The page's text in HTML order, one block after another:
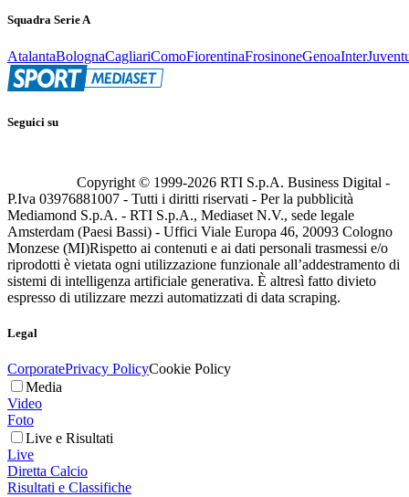
Squadra Serie A
AtalantaBolognaCagliariComoFiorentinaFrosinoneGenoaInter
Seguici su
Copyright © 1999-2026 RTI S.p.A. Business Digital -
P.Iva 03976881007 - Tutti i diritti riservati - Per la pubblicità
Mediamond S.p.A. - RTI S.p.A., Mediaset N.V., sede legale
Amsterdam (Paesi Bassi) - Uffici Viale Europa 46, 20093 Cologno
Monzese (MI)Rispetto ai contenuti e ai dati personali trasmessi e/o
riprodotti è vietata ogni utilizzazione funzionale all’addestramento di
sistemi di intelligenza artificiale generativa. È altresì fatto divieto
espresso di utilizzare mezzi automatizzati di data scraping.
Legal
CorporatePrivacy PolicyCookie Policy
Media
Video
Foto
Live e Risultati
Live
Diretta Calcio
Risultati e Classifiche